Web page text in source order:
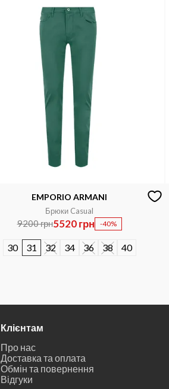
EMPORIO ARMANI
Брюки Casual
9200 грн5520 грн -40%
30 31 32 34 36 38 40
Клієнтам
Про нас
Доставка та оплата
Обмін та повернення
Відгуки